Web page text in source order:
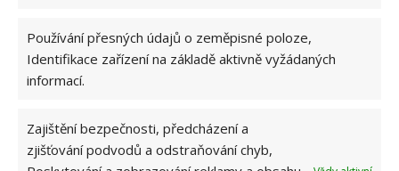
Používání přesných údajů o zeměpisné poloze,
Identifikace zařízení na základě aktivně vyžádaných
informací.
Zajištění bezpečnosti, předcházení a
zjišťování podvodů a odstraňování chyb,